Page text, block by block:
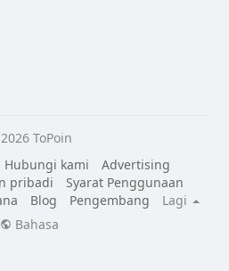
ToPoin
Hubungi kami
Advertising
pribadi
Syarat Penggunaan
Blog Pengembang
Lagi
Bahasa